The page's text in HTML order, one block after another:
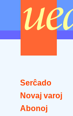
Serĉado
Novaj varoj
Abonoj